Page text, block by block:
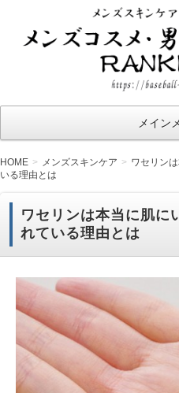
メ
ン
メ・
男性
化粧
ン
グ
メイン
HOME メンズスキンケア
ワセリン
いる理由とは
ワセリンは本当に肌に
れている理由とは